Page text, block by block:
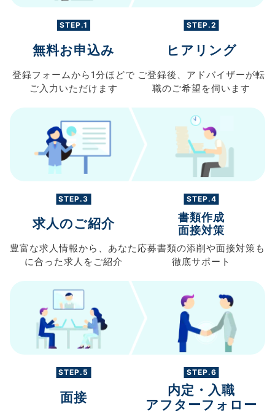
STEP.1
無料お申込み
登録フォームから 1分ほどで
ご入力 いただけます
STEP.2
ヒアリング
ご登録後、 アドバイザーが転
職のご希望を伺います
STEP.3
求人のご紹介
豊富な求人情報から、 あなた
に合った求人を ご紹介
STEP.4
書類作成
面接対策
応募書類の添削や面接対策も
徹底サポート
STEP.5
面接
STEP.6
内定・入職
アフターフォロー